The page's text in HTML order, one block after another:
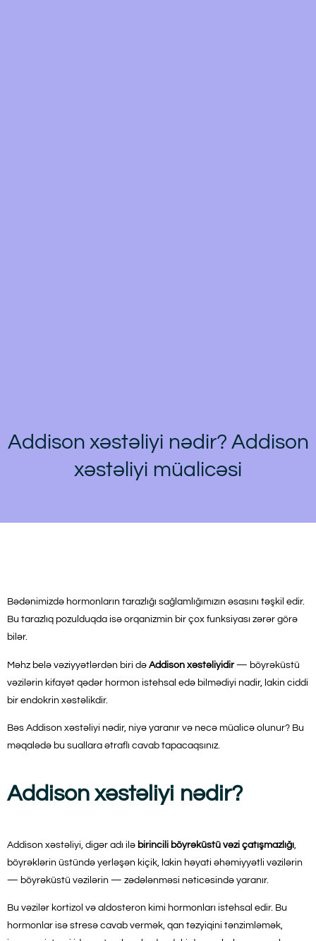
Addison xəstəliyi nədir? Addison
xəstəliyi müalicəsi
Bədənimizdə hormonların tarazlığı sağlamlığımızın əsasını təşkil edir.
Bu tarazlıq pozulduqda isə orqanizmin bir çox funksiyası zərər görə
bilər.
Məhz belə vəziyyətlərdən biri də Addison xəstəliyidir— böyrəküstü
vəzilərin kifayət qədər hormon istehsal edə bilmədiyi nadir, lakin ciddi
bir endokrin xəstəlikdir.
Bəs Addison xəstəliyi nədir, niyə yaranır və necə müalicə olunur? Bu
məqalədə bu suallara ətraflı cavab tapacaqsınız.
Addison xəstəliyi nədir?
Addison xəstəliyi, digər adı ilə birincili böyrəküstü vəzi çatışmazlığı
böyrəklərin üstündə yerləşən kiçik, lakin həyati əhəmiyyətli vəzilərin
— böyrəküstü vəzilərin — zədələnməsi nəticəsində yaranır.
Bu vəzilər kortizol və aldosteron kimi hormonları istehsal edir. Bu
hormonlar isə stresə cavab vermək, qan təzyiqini tənzimləmək,